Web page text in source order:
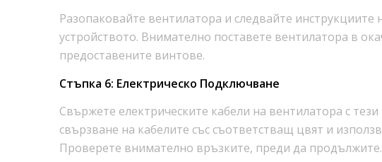
Разопаковайте вентилатора и следвайте инструкциите
устройството. Внимателно поставете вентилатора в
предоставените винтове.
Стъпка 6: Електрическо Подключване
Свържете електрическите кабели на вентилатора с
свързване на кабелите със съответстващ цвят и
Проверете внимателно връзките, преди да продължите.